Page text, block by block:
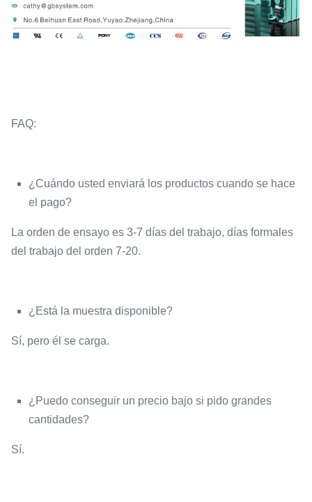
FAQ:
¿Cuándo usted enviará los productos cuando se hace
el pago?
La orden de ensayo es 3-7 días del trabajo, días formales
del trabajo del orden 7-20.
¿Está la muestra disponible?
Sí, pero él se carga.
¿Puedo conseguir un precio bajo si pido grandes
cantidades?
Sí.